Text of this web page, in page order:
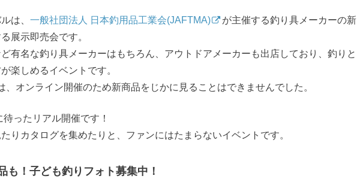
は、一般社団法人 日本釣用品工業会(JAFTMA)
が主催する釣り具メーカーの新
展示即売会です。
有名な釣り具メーカーはもちろん、アウトドアメーカーも出店しており、釣りと
楽しめるイベントです。
、オンライン開催のため新商品をじかに見ることはできませんでした。
ったリアル開催です！
りカタログを集めたりと、ファンにはたまらないイベントです。
も！子ども釣りフォト募集中！